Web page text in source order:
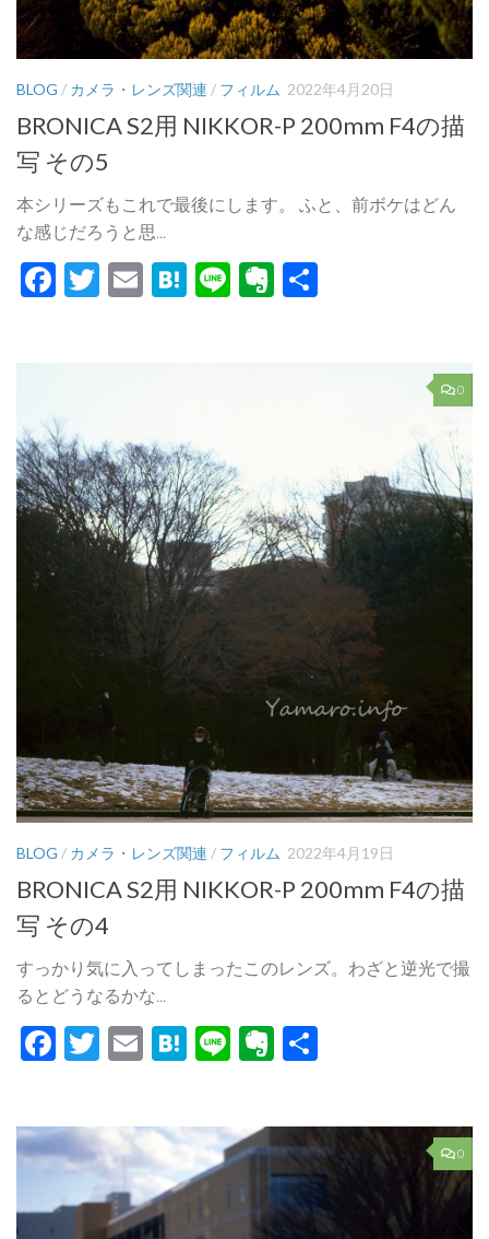
BLOG / カメラ・レンズ関連 / フィルム 2022年4月20日
BRONICA S2用 NIKKOR-P 200mm F4の描
写 その5
本シリーズもこれで最後にします。 ふと、前ボケはどん
な感じだろうと思...
Facebook
Twitter
EmailHatena
LineEvernote
0
BLOG / カメラ・レンズ関連 / フィルム 2022年4月19日
BRONICA S2用 NIKKOR-P 200mm F4の描
写 その4
すっかり気に入ってしまったこのレンズ。わざと逆光で撮
るとどうなるかな...
Facebook
Twitter
EmailHatena
LineEvernote
0